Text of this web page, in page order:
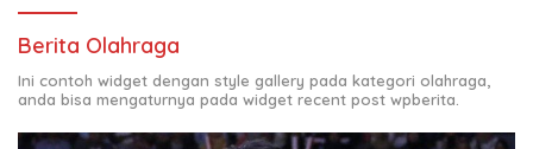
Berita Olahraga
Ini contoh widget dengan style gallery pada kategori olahraga,
anda bisa mengaturnya pada widget recent post wpberita.